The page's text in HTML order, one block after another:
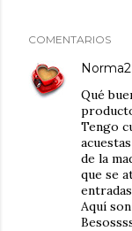
COMENTARIOS
Norma2
Qué
Tengo
de la
que se
Aquí